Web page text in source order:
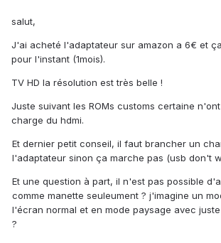
salut,
J'ai acheté l'adaptateur sur amazon a 6€ et
pour l'instant (1mois).
TV HD la résolution est très belle !
Juste suivant les ROMs customs certaine
charge du hdmi.
Et dernier petit conseil, il faut brancher un
l'adaptateur sinon ça marche pas (usb don't
Et une question à part, il n'est pas possible
comme manette seuleument ? j'imagine un
l'écran normal et en mode paysage avec
?